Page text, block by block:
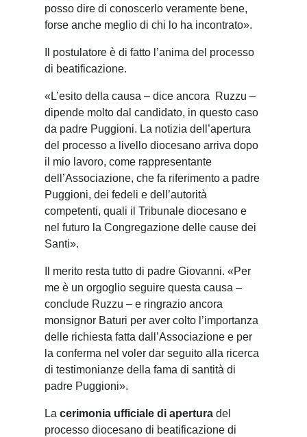
posso dire di conoscerlo veramente bene,
forse anche meglio di chi lo ha incontrato».
Il postulatore è di fatto l’anima del processo
di beatificazione.
«L’esito della causa – dice ancora Ruzzu –
dipende molto dal candidato, in questo caso
da padre Puggioni. La notizia dell’apertura
del processo a livello diocesano arriva dopo
il mio lavoro, come rappresentante
dell’Associazione, che fa riferimento a padre
Puggioni, dei fedeli e dell’autorità
competenti, quali il Tribunale diocesano e
nel futuro la Congregazione delle cause dei
Santi».
Il merito resta tutto di padre Giovanni. «Per
me è un orgoglio seguire questa causa –
conclude Ruzzu – e ringrazio ancora
monsignor Baturi per aver colto l’importanza
delle richiesta fatta dall’Associazione e per
la conferma nel voler dar seguito alla ricerca
di testimonianze della fama di santità di
padre Puggioni».
La cerimonia ufficiale di apertura del
processo diocesano di beatificazione di